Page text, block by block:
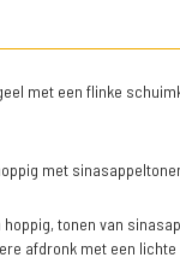
met een flinke
met
tonen van
afdronk met een lichte